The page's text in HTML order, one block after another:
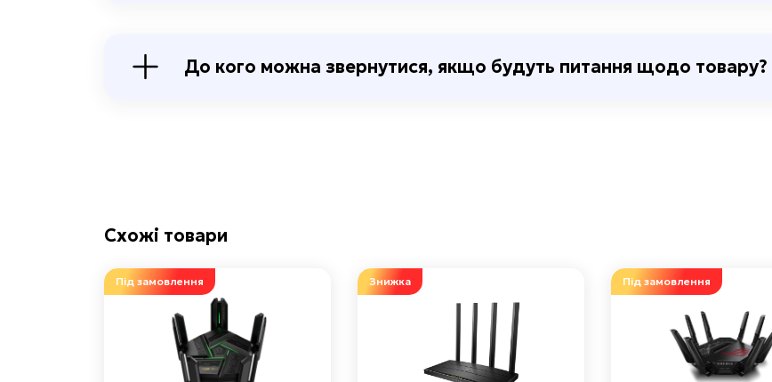
До кого можна звернутися, якщо будуть питання щодо товару?
Схожі товари
Під замовлення Знижка Під замовлення